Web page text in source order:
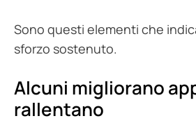
Sono questi elementi che
sforzo sostenuto.
Alcuni migliorano
rallentano